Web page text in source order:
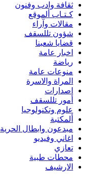
ثقافة وادب وفنون
كـتـاب ألموقع
مقالات وآراء
شؤون تللسقف
قضايا شعبنا
اخبار عامة
رياضة
منوعات عامة
المراة والاسرة
اصدارات
أمور تللسقف
علوم وتكنولوجيا
ألمكتبة
مبدعون وابطال الحرية
اغاني وفيديو
تعازي
محطات طبية
الارشيف